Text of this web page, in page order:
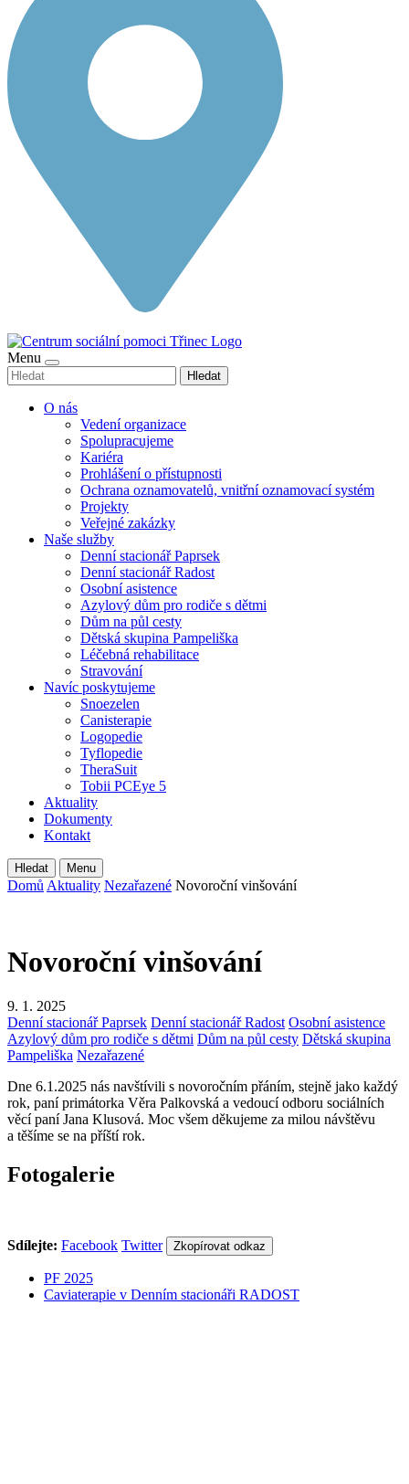
Menu
Hledat
O nás
Vedení organizace
Spolupracujeme
Kariéra
Prohlášení o přístupnosti
Ochrana oznamovatelů, vnitřní oznamovací systém
Projekty
Veřejné zakázky
Naše služby
Denní stacionář Paprsek
Denní stacionář Radost
Osobní asistence
Azylový dům pro rodiče s dětmi
Dům na půl cesty
Dětská skupina Pampeliška
Léčebná rehabilitace
Stravování
Navíc poskytujeme
Snoezelen
Canisterapie
Logopedie
Tyflopedie
TheraSuit
Tobii PCEye 5
Aktuality
Dokumenty
Kontakt
Hledat Menu
Domů Aktuality Nezařazené Novoroční vinšování
Novoroční vinšování
9. 1. 2025
Denní stacionář Paprsek Denní stacionář Radost Osobní asistence
Azylový dům pro rodiče s dětmi Dům na půl cesty Dětská skupina
Pampeliška Nezařazené
Dne 6.1.2025 nás navštívili s novoročním přáním, stejně jako každý
rok, paní primátorka Věra Palkovská a vedoucí odboru sociálních
věcí paní Jana Klusová. Moc všem děkujeme za milou návštěvu
a těšíme se na příští rok.
Fotogalerie
Sdílejte: Facebook Twitter Zkopírovat odkaz
PF 2025
Caviaterapie v Denním stacionáři RADOST